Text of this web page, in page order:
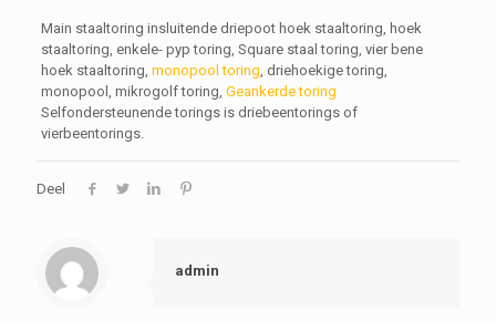
Main staaltoring insluitende driepoot hoek staaltoring, hoek
staaltoring, enkele- pyp toring, Square staal toring, vier bene
hoek staaltoring, monopool toring , driehoekige toring,
monopool, mikrogolf toring, Geankerde toring
Selfondersteunende torings is driebeentorings of
vierbeentorings.
Deel
admin